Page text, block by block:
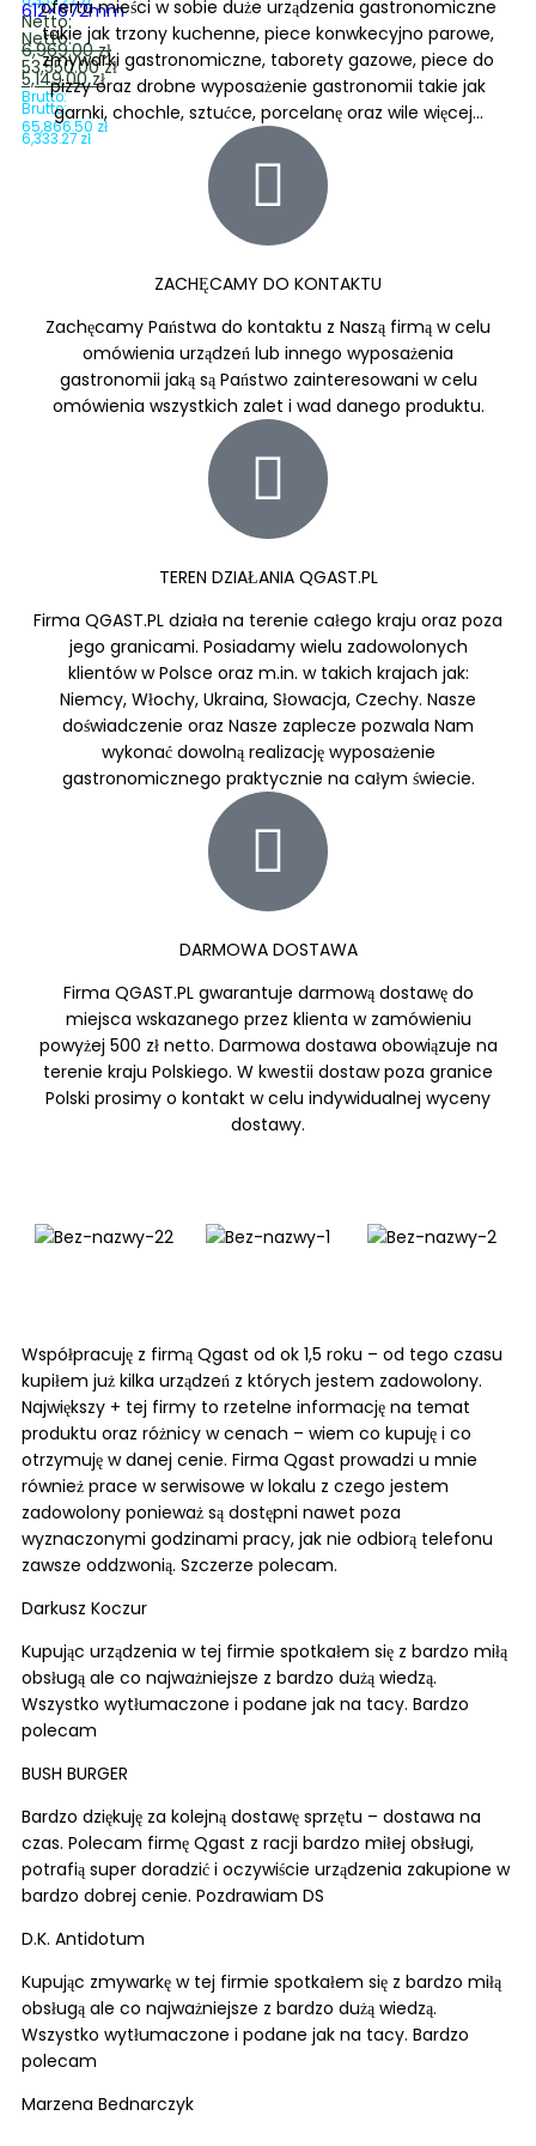
612×672mm
Netto:
53,550.00zł
Brutto:
65,866.50 zł
Netto:
6,969.00zł
5,149.00zł
Brutto:
6,333.27 zł
oferta mieści w sobie duże urządzenia gastronomiczne
takie jak trzony kuchenne, piece konwkecyjno parowe,
zmywarki gastronomiczne, taborety gazowe, piece do
pizzy oraz drobne wyposażenie gastronomii takie jak
garnki, chochle, sztućce, porcelanę oraz wile więcej...
ZACHĘCAMY DO KONTAKTU
Zachęcamy Państwa do kontaktu z Naszą firmą w celu
omówienia urządzeń lub innego wyposażenia
gastronomii jaką są Państwo zainteresowani w celu
omówienia wszystkich zalet i wad danego produktu.
TEREN DZIAŁANIA QGAST.PL
Firma QGAST.PL działa na terenie całego kraju oraz poza
jego granicami. Posiadamy wielu zadowolonych
klientów w Polsce oraz m.in. w takich krajach jak:
Niemcy, Włochy, Ukraina, Słowacja, Czechy. Nasze
doświadczenie oraz Nasze zaplecze pozwala Nam
wykonać dowolną realizację wyposażenie
gastronomicznego praktycznie na całym świecie.
DARMOWA DOSTAWA
Firma QGAST.PL gwarantuje darmową dostawę do
miejsca wskazanego przez klienta w zamówieniu
powyżej 500 zł netto. Darmowa dostawa obowiązuje na
terenie kraju Polskiego. W kwestii dostaw poza granice
Polski prosimy o kontakt w celu indywidualnej wyceny
dostawy.
Współpracuję z firmą Qgast od ok 1,5 roku – od tego czasu
kupiłem już kilka urządzeń z których jestem zadowolony.
Największy + tej firmy to rzetelne informację na temat
produktu oraz różnicy w cenach – wiem co kupuję i co
otrzymuję w danej cenie. Firma Qgast prowadzi u mnie
również prace w serwisowe w lokalu z czego jestem
zadowolony ponieważ są dostępni nawet poza
wyznaczonymi godzinami pracy, jak nie odbiorą telefonu
zawsze oddzwonią. Szczerze polecam.
Darkusz Koczur
Kupując urządzenia w tej firmie spotkałem się z bardzo miłą
obsługą ale co najważniejsze z bardzo dużą wiedzą.
Wszystko wytłumaczone i podane jak na tacy. Bardzo
polecam
BUSH BURGER
Bardzo dziękuję za kolejną dostawę sprzętu – dostawa na
czas. Polecam firmę Qgast z racji bardzo miłej obsługi,
potrafią super doradzić i oczywiście urządzenia zakupione w
bardzo dobrej cenie. Pozdrawiam DS
D.K. Antidotum
Kupując zmywarkę w tej firmie spotkałem się z bardzo miłą
obsługą ale co najważniejsze z bardzo dużą wiedzą.
Wszystko wytłumaczone i podane jak na tacy. Bardzo
polecam
Marzena Bednarczyk